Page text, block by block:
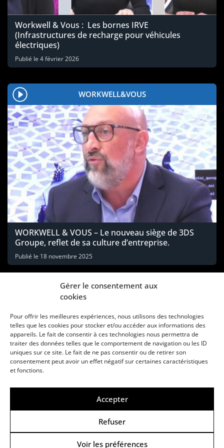
Gérer le consentement aux
cookies
Pour offrir les meilleures expériences, nous utilisons des technologies
telles que les cookies pour stocker et/ou accéder aux informations des
appareils. Le fait de consentir à ces technologies nous permettra de
traiter des données telles que le comportement de navigation ou les ID
uniques sur ce site. Le fait de ne pas consentir ou de retirer son
consentement peut avoir un effet négatif sur certaines caractéristiques
et fonctions.
Accepter
Refuser
Voir les préférences
Workwell & Vous : Les bornes IRVE
(Infrastructures de recharge pour véhicules
électriques)
Publié le 4 février 2026
WORKWELL&VOUS
WORKWELL & VOUS – Le nouveau siège de 3DS
Groupe, reflet de sa culture d’entreprise.
Publié le 18 novembre 2025
Une marque d’Agora Médias, éditeur de presse
© Copyright ANews WorkWell 2026